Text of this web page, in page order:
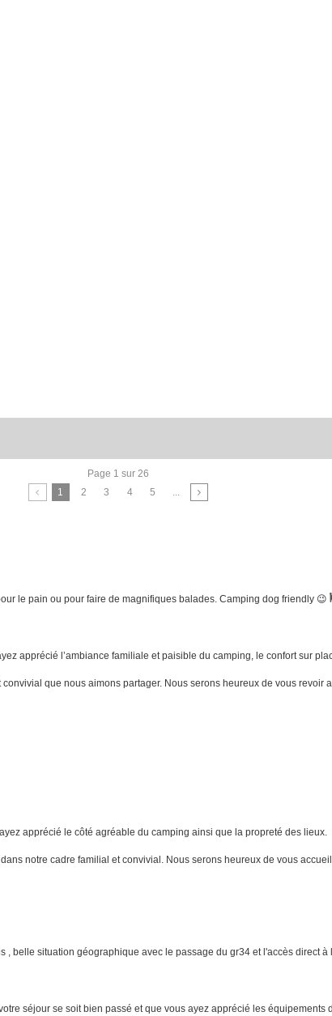
Page 1 sur 26
1
2 3 4 5 ...
le pain ou pour faire de magnifiques balades. Camping dog friendly 😉
apprécié l’ambiance familiale et paisible du camping, le confort sur
que nous aimons partager. Nous serons heureux de vous
apprécié le côté agréable du camping ainsi que la propreté des lieux.
notre cadre familial et convivial. Nous serons heureux de vous
belle situation géographique avec le passage du gr34 et l'accès direct à
séjour se soit bien passé et que vous ayez apprécié les